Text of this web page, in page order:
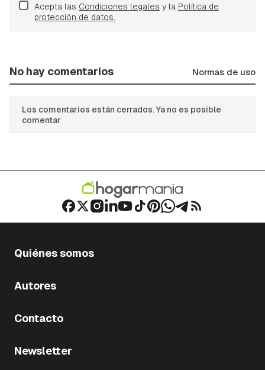
Acepta las Condiciones legales y la Política de
protección de datos.
No hay comentarios Normas de uso
Los comentarios están cerrados. Ya no es posible
comentar
Quiénes somos
Autores
Contacto
Newsletter